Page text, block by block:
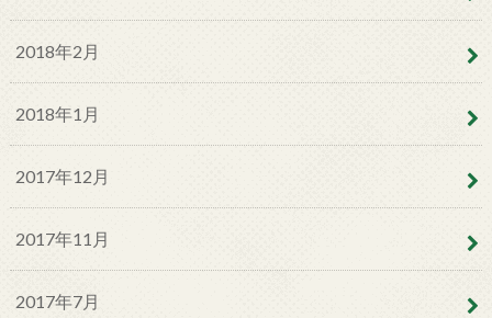
2018年2月
2018年1月
2017年12月
2017年11月
2017年7月